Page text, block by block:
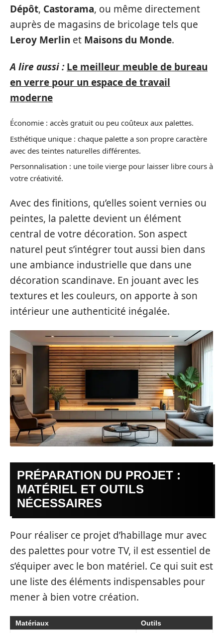
Dépôt, Castorama, ou même directement
auprès de magasins de bricolage tels que
Leroy Merlin et Maisons du Monde.
A lire aussi : Le meilleur meuble de bureau
en verre pour un espace de travail
moderne
Économie : accès gratuit ou peu coûteux aux palettes.
Esthétique unique : chaque palette a son propre caractère
avec des teintes naturelles différentes.
Personnalisation : une toile vierge pour laisser libre cours à
votre créativité.
Avec des finitions, qu’elles soient vernies ou
peintes, la palette devient un élément
central de votre décoration. Son aspect
naturel peut s’intégrer tout aussi bien dans
une ambiance industrielle que dans une
décoration scandinave. En jouant avec les
textures et les couleurs, on apporte à son
intérieur une authenticité inégalée.
PRÉPARATION DU PROJET :
MATÉRIEL ET OUTILS
NÉCESSAIRES
Pour réaliser ce projet d’habillage mur avec
des palettes pour votre TV, il est essentiel de
s’équiper avec le bon matériel. Ce qui suit est
une liste des éléments indispensables pour
mener à bien votre création.
Matériaux Outils